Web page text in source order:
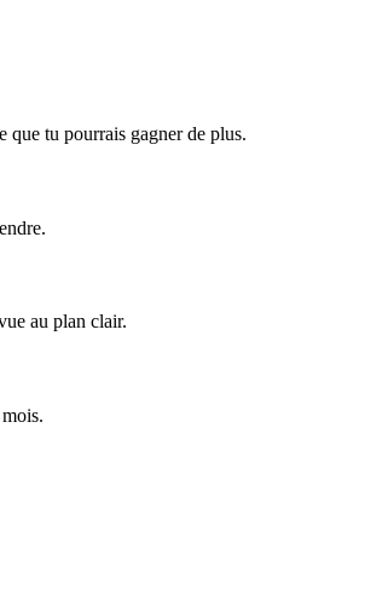
tu pourrais gagner de plus.
au plan clair.